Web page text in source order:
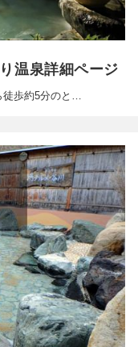
温泉詳細ページ
徒歩約5分のと…